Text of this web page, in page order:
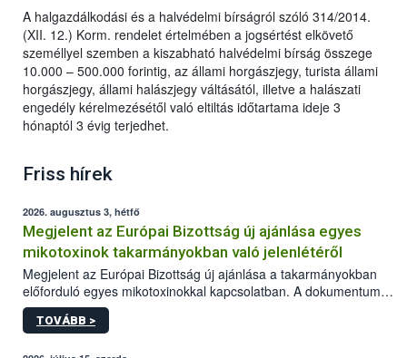
A halgazdálkodási és a halvédelmi bírságról szóló 314/2014.
(XII. 12.) Korm. rendelet értelmében a jogsértést elkövető
személlyel szemben a kiszabható halvédelmi bírság összege
10.000 – 500.000 forintig, az állami horgászjegy, turista állami
horgászjegy, állami halászjegy váltásától, illetve a halászati
engedély kérelmezésétől való eltiltás időtartama ideje 3
hónaptól 3 évig terjedhet.
Friss hírek
2026. augusztus 3, hétfő
Megjelent az Európai Bizottság új ajánlása egyes
mikotoxinok takarmányokban való jelenlétéről
Megjelent az Európai Bizottság új ajánlása a takarmányokban
előforduló egyes mikotoxinokkal kapcsolatban. A dokumentum
2027-től új irányértékek alkalmazását írja elő, és a jelenleg
hatályos uniós ajánlások helyébe lép.
TOVÁBB >